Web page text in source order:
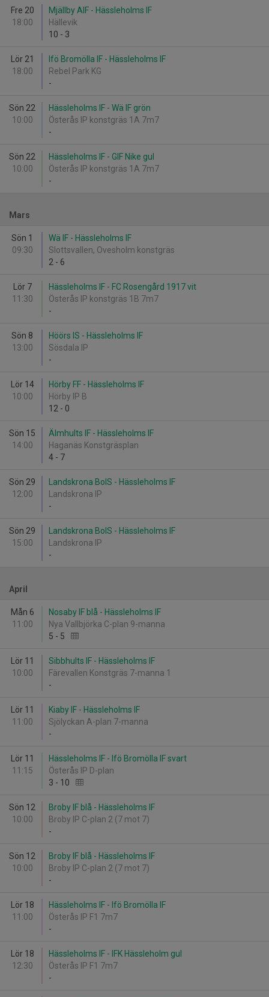
Fre 20
18:00
Mjällby AIF - Hässleholms IF
Hällevik
10 - 3
Lör 21
18:00
Ifö Bromölla IF - Hässleholms IF
Rebel Park KG
-
Sön 22
10:00
Hässleholms IF - Wä IF grön
Österås IP konstgräs 1A 7m7
-
Sön 22
10:00
Hässleholms IF - GIF Nike gul
Österås IP konstgräs 1A 7m7
-
Mars
Sön 1
09:30
Wä IF - Hässleholms IF
Slottsvallen, Ovesholm konstgräs
2 - 6
Lör 7
11:30
Hässleholms IF - FC Rosengård 1917 vit
Österås IP konstgräs 1B 7m7
-
Sön 8
13:00
Höörs IS - Hässleholms IF
Sösdala IP
-
Lör 14
10:00
Hörby FF - Hässleholms IF
Hörby IP B
12 - 0
Sön 15
14:00
Älmhults IF - Hässleholms IF
Haganäs Konstgräsplan
4 - 7
Sön 29
12:00
Landskrona BoIS - Hässleholms IF
Landskrona IP
-
Sön 29
15:00
Landskrona BoIS - Hässleholms IF
Landskrona IP
-
April
Mån 6
11:00
Nosaby IF blå - Hässleholms IF
Nya Vallbjörka C-plan 9-manna
5 - 5
Lör 11
10:00
Sibbhults IF - Hässleholms IF
Färevallen Konstgräs 7-manna 1
-
Lör 11
11:00
Kiaby IF - Hässleholms IF
Sjölyckan A-plan 7-manna
-
Lör 11
11:15
Hässleholms IF - Ifö Bromölla IF svart
Österås IP D-plan
3 - 10
Sön 12
10:00
Broby IF blå - Hässleholms IF
Broby IP C-plan 2 (7 mot 7)
-
Sön 12
10:00
Broby IF blå - Hässleholms IF
Broby IP C-plan 2 (7 mot 7)
-
Lör 18
11:00
Hässleholms IF - Ifö Bromölla IF
Österås IP F1 7m7
-
Lör 18
12:30
Hässleholms IF - IFK Hässleholm gul
Österås IP F1 7m7
-